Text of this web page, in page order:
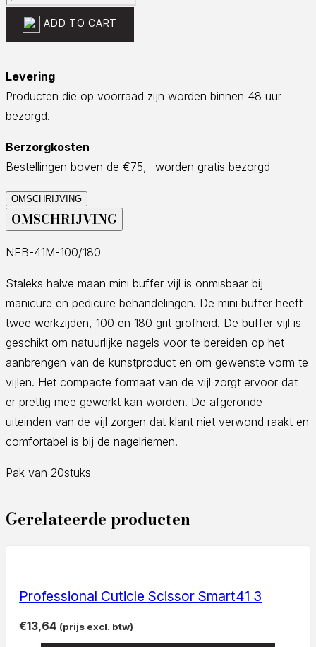
ADD TO CART
Levering
Producten die op voorraad zijn worden binnen 48 uur
bezorgd.
Berzorgkosten
Bestellingen boven de €75,- worden gratis bezorgd
OMSCHRIJVING
OMSCHRIJVING
NFB-41M-100/180
Staleks halve maan mini buffer vijl is onmisbaar bij
manicure en pedicure behandelingen. De mini buffer heeft
twee werkzijden, 100 en 180 grit grofheid. De buffer vijl is
geschikt om natuurlijke nagels voor te bereiden op het
aanbrengen van de kunstproduct en om gewenste vorm te
vijlen. Het compacte formaat van de vijl zorgt ervoor dat
er prettig mee gewerkt kan worden. De afgeronde
uiteinden van de vijl zorgen dat klant niet verwond raakt en
comfortabel is bij de nagelriemen.
Pak van 20stuks
Gerelateerde producten
Professional Cuticle Scissor Smart41 3
€13,64 (prijs excl. btw)